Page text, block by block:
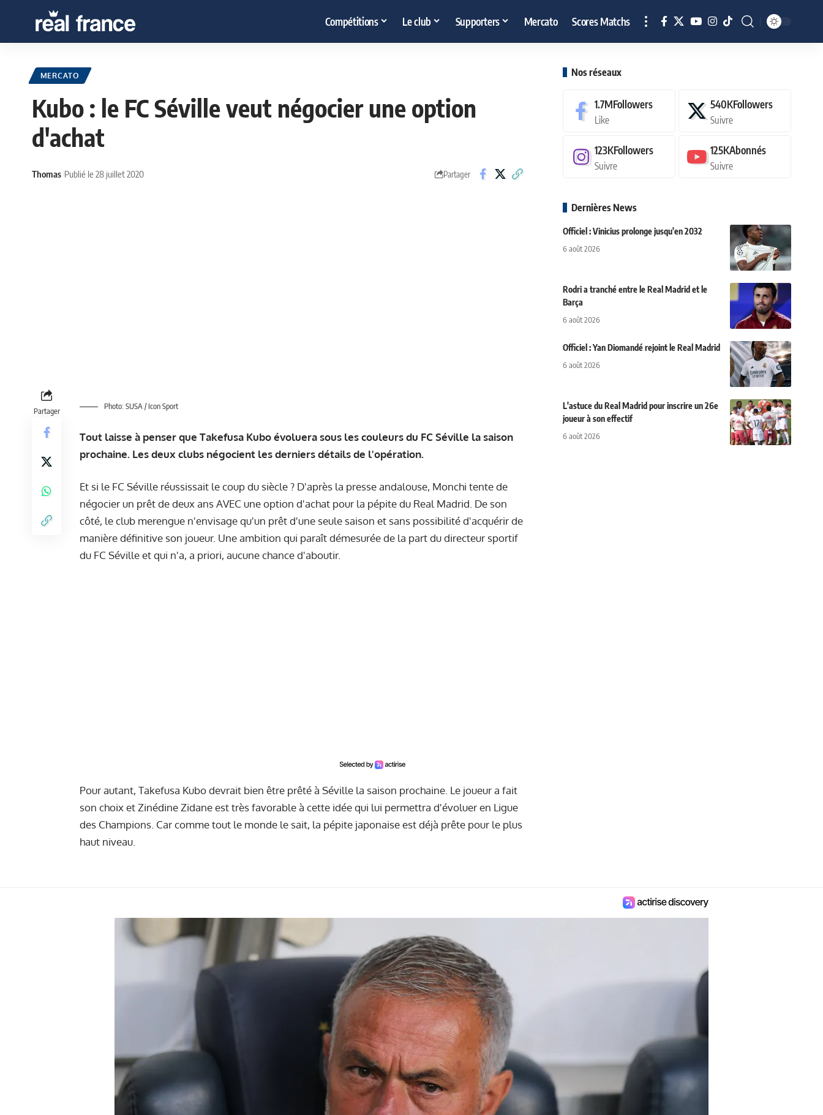
Compétitions Le club Supporters Mercato Scores Matchs
MERCATO
Kubo : le FC Séville veut négocier une option
d'achat
Thomas Publié le 28 juillet 2020 Partager
Partager Photo: SUSA / Icon Sport
Tout laisse à penser que Takefusa Kubo évoluera sous les couleurs du FC Séville la saison
prochaine. Les deux clubs négocient les derniers détails de l'opération.
Et si le FC Séville réussissait le coup du siècle ? D'après la presse andalouse, Monchi tente de
négocier un prêt de deux ans AVEC une option d'achat pour la pépite du Real Madrid. De son
côté, le club merengue n'envisage qu'un prêt d'une seule saison et sans possibilité d'acquérir de
manière définitive son joueur. Une ambition qui paraît démesurée de la part du directeur sportif
du FC Séville et qui n'a, a priori, aucune chance d'aboutir.
Pour autant, Takefusa Kubo devrait bien être prêté à Séville la saison prochaine. Le joueur a fait
son choix et Zinédine Zidane est très favorable à cette idée qui lui permettra d'évoluer en Ligue
des Champions. Car comme tout le monde le sait, la pépite japonaise est déjà prête pour le plus
haut niveau.
Nos réseaux
1.7MFollowers
Like
540KFollowers
Suivre
123KFollowers
Suivre
125KAbonnés
Suivre
Dernières News
Officiel : Vinicius prolonge jusqu'en 2032
6 août 2026
Rodri a tranché entre le Real Madrid et le
Barça
6 août 2026
Officiel : Yan Diomandé rejoint le Real Madrid
6 août 2026
L'astuce du Real Madrid pour inscrire un 26e
joueur à son effectif
6 août 2026